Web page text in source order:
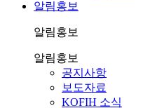
알림홍보
알림홍보
알림홍보
공지사항
보도자료
KOFIH 소식